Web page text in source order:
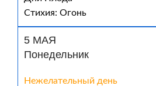
Стихия: Огонь
5 МАЯ
Понедельник
Нежелательный день